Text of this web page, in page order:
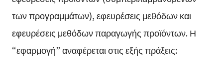
των προγραμμάτων), εφευρέσεις μεθόδων και
εφευρέσεις μεθόδων παραγωγής προϊόντων. Η
“εφαρμογή” αναφέρεται στις εξής πράξεις: